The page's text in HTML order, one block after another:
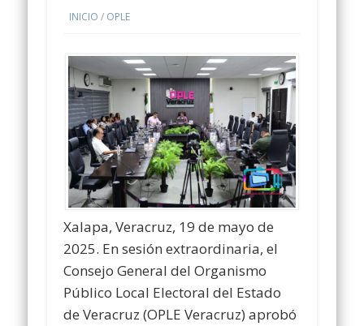
INICIO / OPLE
Xalapa, Veracruz, 19 de mayo de
2025. En sesión extraordinaria, el
Consejo General del Organismo
Público Local Electoral del Estado
de Veracruz (OPLE Veracruz) aprobó